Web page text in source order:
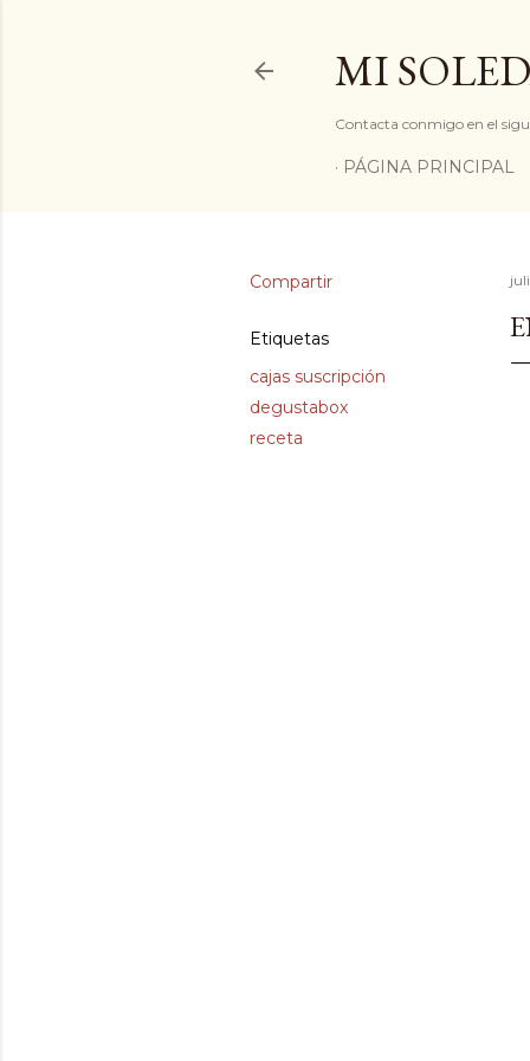
MI
Contacta conmigo en el
PÁGINA PRINCIPAL
Compartir
Etiquetas
cajas suscripción
degustabox
receta